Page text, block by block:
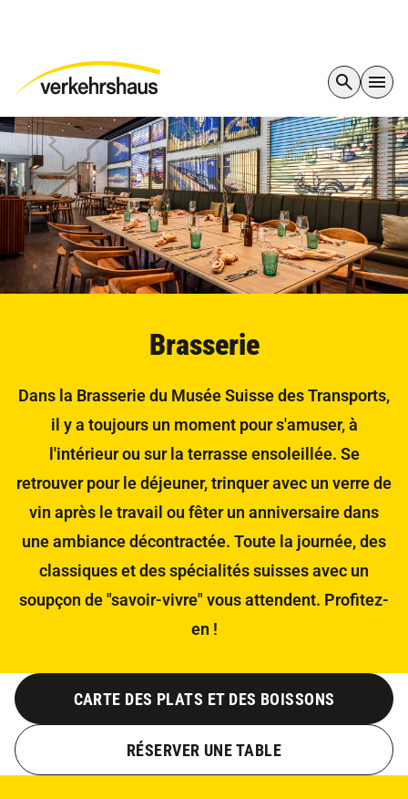
Brasserie
Dans la Brasserie du Musée Suisse des Transports,
il y a toujours un moment pour s'amuser, à
l'intérieur ou sur la terrasse ensoleillée. Se
retrouver pour le déjeuner, trinquer avec un verre de
vin après le travail ou fêter un anniversaire dans
une ambiance décontractée. Toute la journée, des
classiques et des spécialités suisses avec un
soupçon de "savoir-vivre" vous attendent. Profitez-
en !
CARTE DES PLATS ET DES BOISSONS
RÉSERVER UNE TABLE